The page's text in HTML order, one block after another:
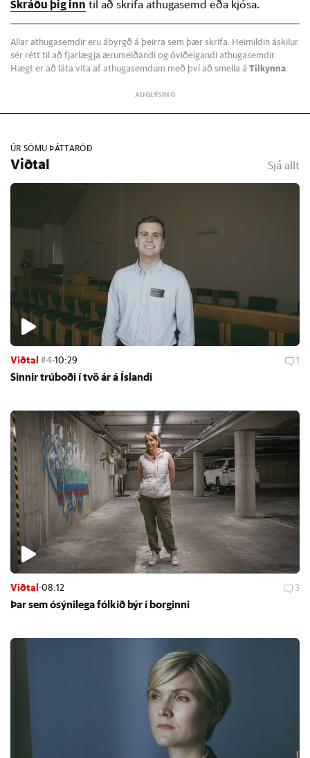
Skráðu þig inn til að skrifa athugasemd eða kjósa.
Allar athugasemdir eru ábyrgð á þeirra sem þær skrifa. Heimildin áskilur
sér rétt til að fjarlægja ærumeiðandi og óviðeigandi athugasemdir.
Hægt er að láta vita af athugasemdum með því að smella á Tilkynna
ÚR SÖMU ÞÁTTARÖÐ
Viðtal Sjá allt
Viðtal #4·10:29 1
Sinn­ir trú­boði í tvö ár á Ís­landi
Viðtal·08:12 3
Þar sem ósýni­lega fólk­ið býr í borg­inni